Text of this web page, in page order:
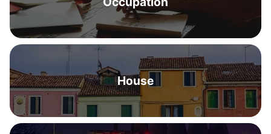
House